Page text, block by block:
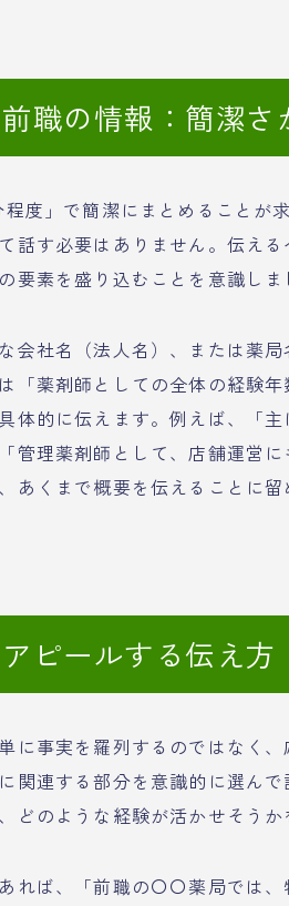
職の情報：簡潔さ
度」で簡潔にまとめることが
話す必要はありません。伝える
素を盛り込むことを意識しま
会社名（法人名）、または薬
「薬剤師としての全体の経験
体的に伝えます。例えば、「
理薬剤師として、店舗運営に
あくまで概要を伝えることに
ピールする伝え方
に事実を羅列するのではなく
関連する部分を意識的に選ん
のような経験が活かせそうか
れば、「前職の〇〇薬局では